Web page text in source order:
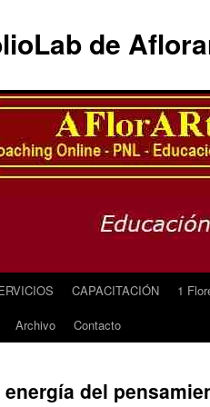
de
CAPACITACIÓN 1
Archivo Contacto
energía del